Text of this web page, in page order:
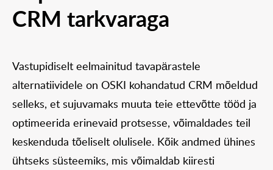
CRM tarkvaraga
Vastupidiselt eelmainitud tavapärastele
alternatiividele on OSKI kohandatud CRM mõeldud
selleks, et sujuvamaks muuta teie ettevõtte tööd ja
optimeerida erinevaid protsesse, võimaldades teil
keskenduda tõeliselt olulisele. Kõik andmed ühines
ühtseks süsteemiks, mis võimaldab kiiresti